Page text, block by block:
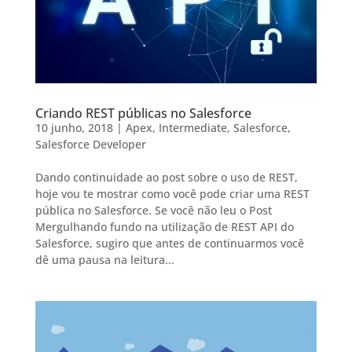
Criando REST públicas no Salesforce
10 junho, 2018| Apex, Intermediate, Salesforce,
Salesforce Developer
Dando continuidade ao post sobre o uso de REST,
hoje vou te mostrar como você pode criar uma REST
pública no Salesforce. Se você não leu o Post
Mergulhando fundo na utilização de REST API do
Salesforce, sugiro que antes de continuarmos você
dê uma pausa na leitura...